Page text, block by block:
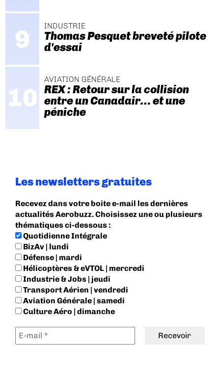
INDUSTRIE
Thomas Pesquet breveté pilote
d'essai
AVIATION GÉNÉRALE
REX : Retour sur la collision
entre un Canadair… et une
péniche
Les newsletters gratuites
Recevez dans votre boite e-mail les dernières
actualités Aerobuzz. Choisissez une ou plusieurs
thématiques ci-dessous :
Quotidienne Intégrale
BizAv | lundi
Défense | mardi
Hélicoptères & eVTOL | mercredi
Industrie & Jobs | jeudi
Transport Aérien | vendredi
Aviation Générale | samedi
Culture Aéro | dimanche